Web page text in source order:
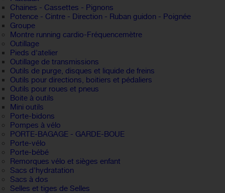
Chaines - Cassettes - Pignons
Potence - Cintre - Direction - Ruban guidon - Poignée
Groupe
Montre running cardio-Fréquencemètre
Outillage
Pieds d'atelier
Outillage de transmissions
Outils de purge, disques et liquide de freins
Outils pour directions, boitiers et pédaliers
Outils pour roues et pneus
Boite à outils
Mini outils
Porte-bidons
Pompes à vélo
PORTE-BAGAGE - GARDE-BOUE
Porte-vélo
Porte-bébé
Remorques vélo et sièges enfant
Sacs d'hydratation
Sacs à dos
Selles et tiges de Selles